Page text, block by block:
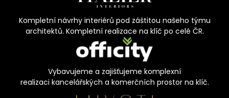
Kompletní návrhy interiérů pod záštitou našeho týmu
architektů. Kompletní realizace na klíč po celé ČR.
Vybavujeme a zajišťujeme komplexní
realizaci kancelářských a komerčních prostor na klíč.